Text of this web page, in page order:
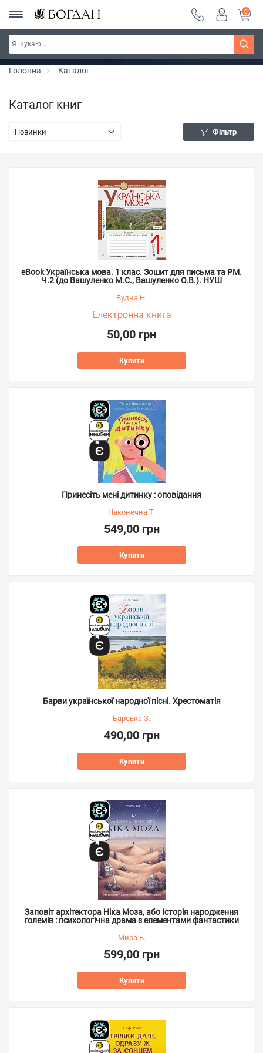
Серія "Чейзіана" ~ знижка 20%
0
Головна Каталог
Каталог книг
Новинки Фільтр
eBook Українська мова. 1 клас. Зошит для письма та РМ.
Ч.2 (до Вашуленко М.С., Вашуленко О.В.). НУШ
Будна Н.
Електронна книга
50,00 грн
Купити
Принесіть мені дитинку : оповідання
Наконечна Т.
549,00 грн
Купити
Барви української народної пісні. Хрестоматія
Барська З.
490,00 грн
Купити
Заповіт архітектора Ніка Моза, або Історія народження
големів : психологічна драма з елементами фантастики
Мира Б.
599,00 грн
Купити